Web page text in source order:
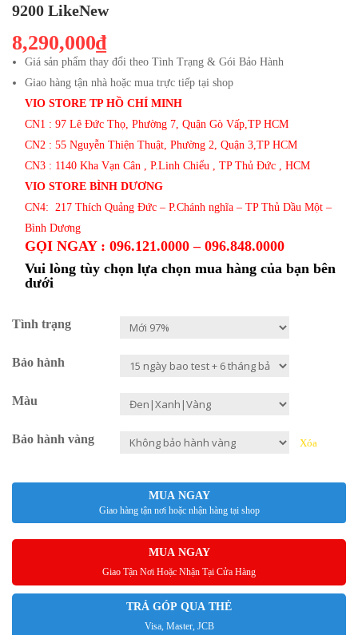
9200 LikeNew
8,290,000₫
Giá sản phẩm thay đổi theo Tình Trạng & Gói Bảo Hành
Giao hàng tận nhà hoặc mua trực tiếp tại shop
VIO STORE TP HỒ CHÍ MINH
CN1 : 97 Lê Đức Thọ, Phường 7, Quận Gò Vấp,TP HCM
CN2 : 55 Nguyễn Thiện Thuật, Phường 2, Quận 3,TP HCM
CN3 : 1140 Kha Vạn Cân , P.Linh Chiểu , TP Thủ Đức , HCM
VIO STORE BÌNH DƯƠNG
CN4: 217 Thích Quảng Đức – P.Chánh nghĩa – TP Thủ Dầu Một –
Bình Dương
GỌI NGAY : 096.121.0000 – 096.848.0000
Vui lòng tùy chọn lựa chọn mua hàng của bạn bên
dưới
Tình trạng
Bảo hành
Màu
Bảo hành vàng Xóa
MUA NGAY
Giao hàng tận nơi hoặc nhận hàng tại shop
MUA NGAY
Giao Tận Nơi Hoặc Nhận Tại Cửa Hàng
TRẢ GÓP QUA THẺ
Visa, Master, JCB